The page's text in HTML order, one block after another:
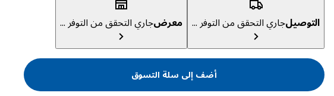
التوصيلجاري التحقق من التوفر ... معرضجاري التحقق من التوفر ...
أضف إلى سلة التسوق